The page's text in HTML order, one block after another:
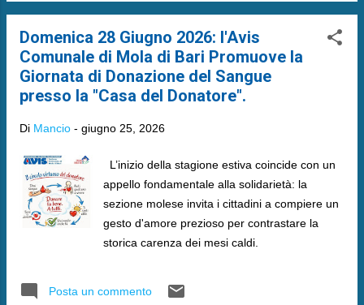
Domenica 28 Giugno 2026: l'Avis
Comunale di Mola di Bari Promuove la
Giornata di Donazione del Sangue
presso la "Casa del Donatore".
Di Mancio - giugno 25, 2026
L’inizio della stagione estiva coincide con un
appello fondamentale alla solidarietà: la
sezione molese invita i cittadini a compiere un
gesto d'amore prezioso per contrastare la
storica carenza dei mesi caldi.
Posta un commento